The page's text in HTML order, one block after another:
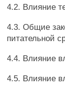
4.2. Влияние
4.3. Общие
питательной
4.4. Влияние
4.5. Влияние